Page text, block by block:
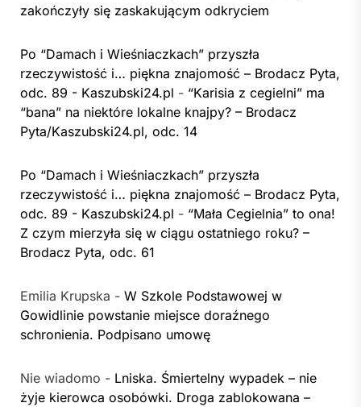
zakończyły się zaskakującym odkryciem
Po “Damach i Wieśniaczkach” przyszła
rzeczywistość i… piękna znajomość – Brodacz Pyta,
odc. 89 - Kaszubski24.pl - “Karisia z cegielni” ma
“bana” na niektóre lokalne knajpy? – Brodacz
Pyta/Kaszubski24.pl, odc. 14
Po “Damach i Wieśniaczkach” przyszła
rzeczywistość i… piękna znajomość – Brodacz Pyta,
odc. 89 - Kaszubski24.pl - “Mała Cegielnia” to ona!
Z czym mierzyła się w ciągu ostatniego roku? –
Brodacz Pyta, odc. 61
Emilia Krupska - W Szkole Podstawowej w
Gowidlinie powstanie miejsce doraźnego
schronienia. Podpisano umowę
Nie wiadomo - Lniska. Śmiertelny wypadek – nie
żyje kierowca osobówki. Droga zablokowana –